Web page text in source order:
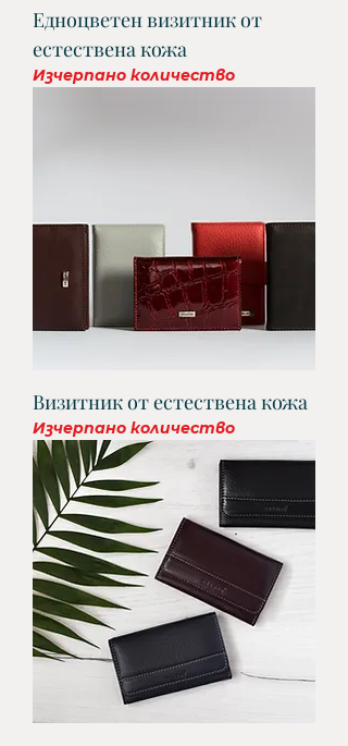
Едноцветен визитник от
естествена кожа
Изчерпано количество
Визитник от естествена кожа
Изчерпано количество